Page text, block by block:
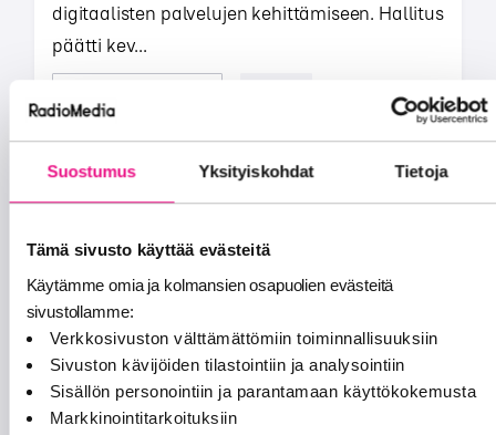
Suostumus Yksityiskohdat Tietoja
Tämä sivusto käyttää evästeitä
Käytämme omia ja kolmansien osapuolien evästeitä
sivustollamme:
Verkkosivuston välttämättömiin toiminnallisuuksiin
Sivuston kävijöiden tilastointiin ja analysointiin
Sisällön personointiin ja parantamaan käyttökokemusta
Markkinointitarkoituksiin
digitaalisten palvelujen kehittämiseen. Hallitus
päätti kev...
LVM: Uusille radiotoimiluville 14
hakijaa
Liikenne- ja viestintäministeriö sai
määräaikaan mennessä 14 hakijalta
hakemukset radiotoimintaan maakunnissa.